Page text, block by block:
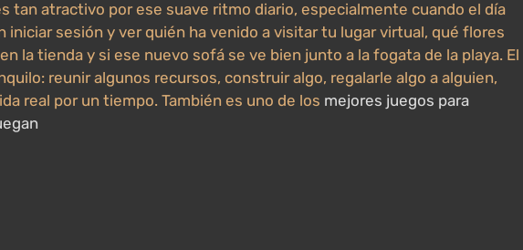
tan atractivo por ese suave ritmo diario, especialmente cuando el día
iniciar sesión y ver quién ha venido a visitar tu lugar virtual, qué flores
la tienda y si ese nuevo sofá se ve bien junto a la fogata de la playa. El
reunir algunos recursos, construir algo, regalarle algo a alguien,
real por un tiempo. También es uno de los mejores juegos para